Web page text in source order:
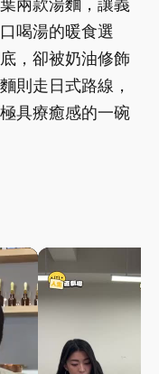
喝湯的暖食選
，卻被奶油修飾
則走日式路線，
具療癒感的一碗